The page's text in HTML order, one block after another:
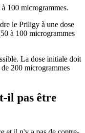
100 microgrammes.
le Priligy à une dose
à 100 microgrammes
La dose initiale doit
200 microgrammes
il pas être